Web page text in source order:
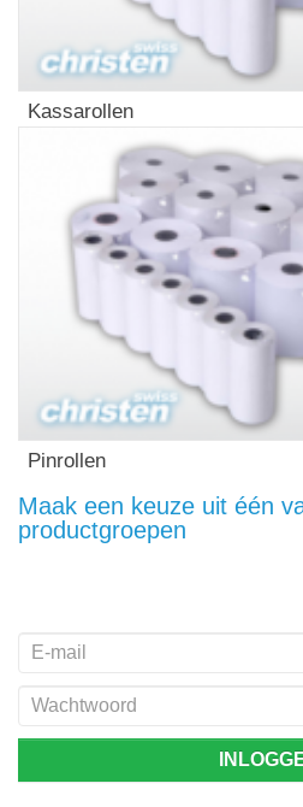
Kassarollen
Pinrollen
Maak een keuze uit één
productgroepen